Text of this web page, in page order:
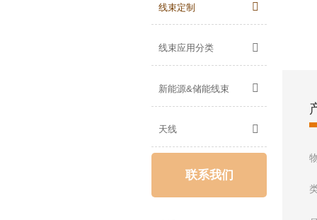
线束定制 
线束应用分类 
新能源&储能线束 
天线 
联系我们